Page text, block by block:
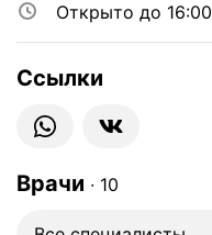
Открыто до 16:00
Ссылки
Врачи ∙ 10